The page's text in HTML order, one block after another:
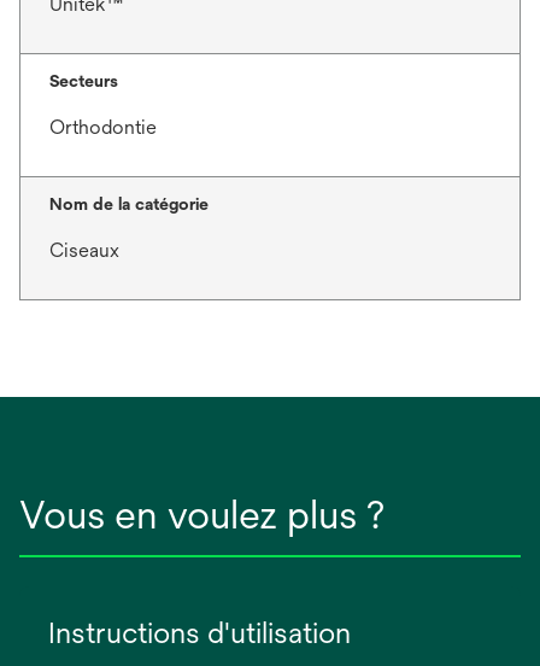
Secteurs
Orthodontie
Nom de la catégorie
Ciseaux
Vous en voulez plus ?
Instructions d'utilisation